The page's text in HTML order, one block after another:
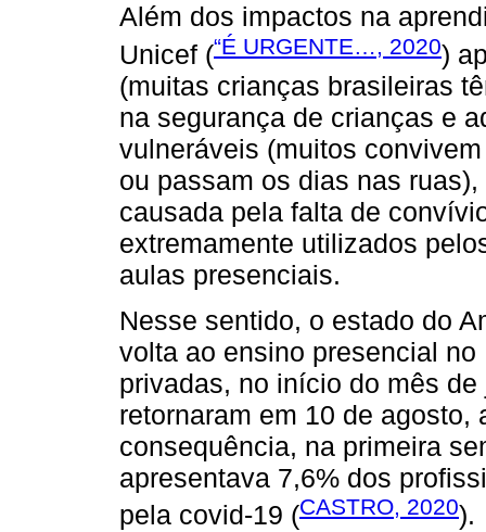
Além dos impactos na
Unicef (“É URGENTE…, 2020)
(muitas crianças brasileiras
na segurança de crianças e
vulneráveis (muitos
ou passam os dias nas
causada pela falta de
extremamente utilizados
aulas presenciais.
Nesse sentido, o estado do
volta ao ensino presencial
privadas, no início do mês
retornaram em 10 de agosto,
consequência, na primeira
apresentava 7,6% dos
pela covid-19 (CASTRO, 2020).